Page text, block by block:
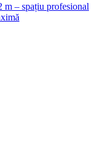
m – spațiu profesional